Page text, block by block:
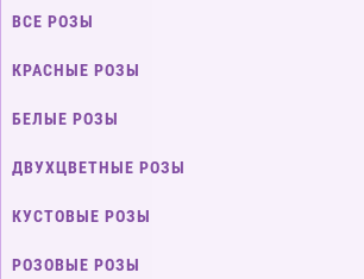
Как
заказ?
ВСЕ РОЗЫ
КРАСНЫЕ РОЗЫ
БЕЛЫЕ РОЗЫ
ДВУХЦВЕТНЫЕ РОЗЫ
КУСТОВЫЕ РОЗЫ
РОЗОВЫЕ РОЗЫ